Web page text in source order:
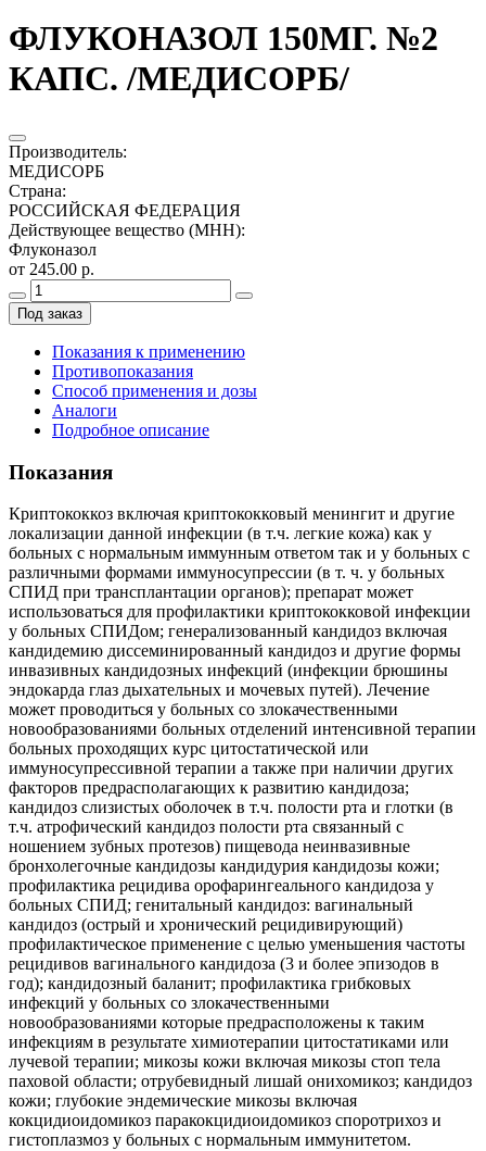
ФЛУКОНАЗОЛ 150МГ. №2
КАПС. /МЕДИСОРБ/
Производитель:
МЕДИСОРБ
Страна:
РОССИЙСКАЯ ФЕДЕРАЦИЯ
Действующее вещество (МНН):
Флуконазол
от 245.00 р.
Под заказ
Показания к применению
Противопоказания
Способ применения и дозы
Аналоги
Подробное описание
Показания
Криптококкоз включая криптококковый менингит и другие
локализации данной инфекции (в т.ч. легкие кожа) как у
больных с нормальным иммунным ответом так и у больных с
различными формами иммуносупрессии (в т. ч. у больных
СПИД при трансплантации органов); препарат может
использоваться для профилактики криптококковой инфекции
у больных СПИДом; генерализованный кандидоз включая
кандидемию диссеминированный кандидоз и другие формы
инвазивных кандидозных инфекций (инфекции брюшины
эндокарда глаз дыхательных и мочевых путей). Лечение
может проводиться у больных со злокачественными
новообразованиями больных отделений интенсивной терапии
больных проходящих курс цитостатической или
иммуносупрессивной терапии а также при наличии других
факторов предрасполагающих к развитию кандидоза;
кандидоз слизистых оболочек в т.ч. полости рта и глотки (в
т.ч. атрофический кандидоз полости рта связанный с
ношением зубных протезов) пищевода неинвазивные
бронхолегочные кандидозы кандидурия кандидозы кожи;
профилактика рецидива орофарингеального кандидоза у
больных СПИД; генитальный кандидоз: вагинальный
кандидоз (острый и хронический рецидивирующий)
профилактическое применение с целью уменьшения частоты
рецидивов вагинального кандидоза (3 и более эпизодов в
год); кандидозный баланит; профилактика грибковых
инфекций у больных со злокачественными
новообразованиями которые предрасположены к таким
инфекциям в результате химиотерапии цитостатиками или
лучевой терапии; микозы кожи включая микозы стоп тела
паховой области; отрубевидный лишай онихомикоз; кандидоз
кожи; глубокие эндемические микозы включая
кокцидиоидомикоз паракокцидиоидомикоз споротрихоз и
гистоплазмоз у больных с нормальным иммунитетом.